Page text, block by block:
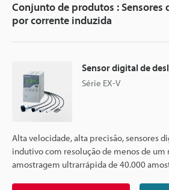
Conjunto de produtos : Sensores
por corrente induzida
Sensor digital de
Série EX-V
Alta velocidade, alta precisão, sensores
indutivo com resolução de menos de um
amostragem ultrarrápida de 40.000